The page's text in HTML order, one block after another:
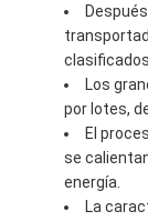
Los
por lotes,
El
se
energía.
La